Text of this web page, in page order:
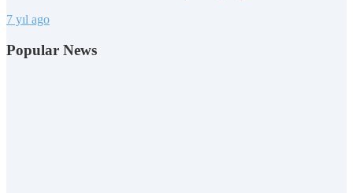
7 yıl ago
Popular News